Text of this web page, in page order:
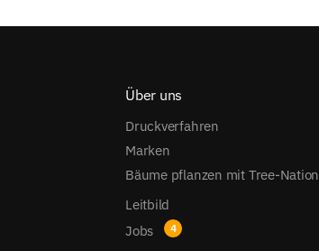
Über uns
Druckverfahren
Marken
Bäume pflanzen mit Tree-Nation
Leitbild
Jobs